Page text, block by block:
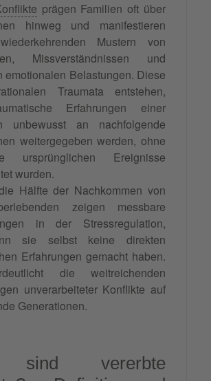
prägen Familien oft über
hinweg und manifestieren
Mustern von
Missverständnissen und
emotionalen Belastungen. Diese
Traumata entstehen,
Erfahrungen einer
unbewusst an nachfolgende
weitergegeben werden, ohne
ursprünglichen Ereignisse
wurden.
Hälfte der Nachkommen von
zeigen messbare
in der Stressregulation,
sie selbst keine direkten
Erfahrungen gemacht haben.
die weitreichenden
unverarbeiteter Konflikte auf
Generationen.
sind vererbte